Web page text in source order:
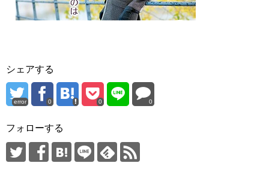
シェアする
error 0 0 0
フォローする